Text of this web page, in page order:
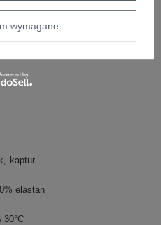
kaptur
elastan
30°C
wymagane